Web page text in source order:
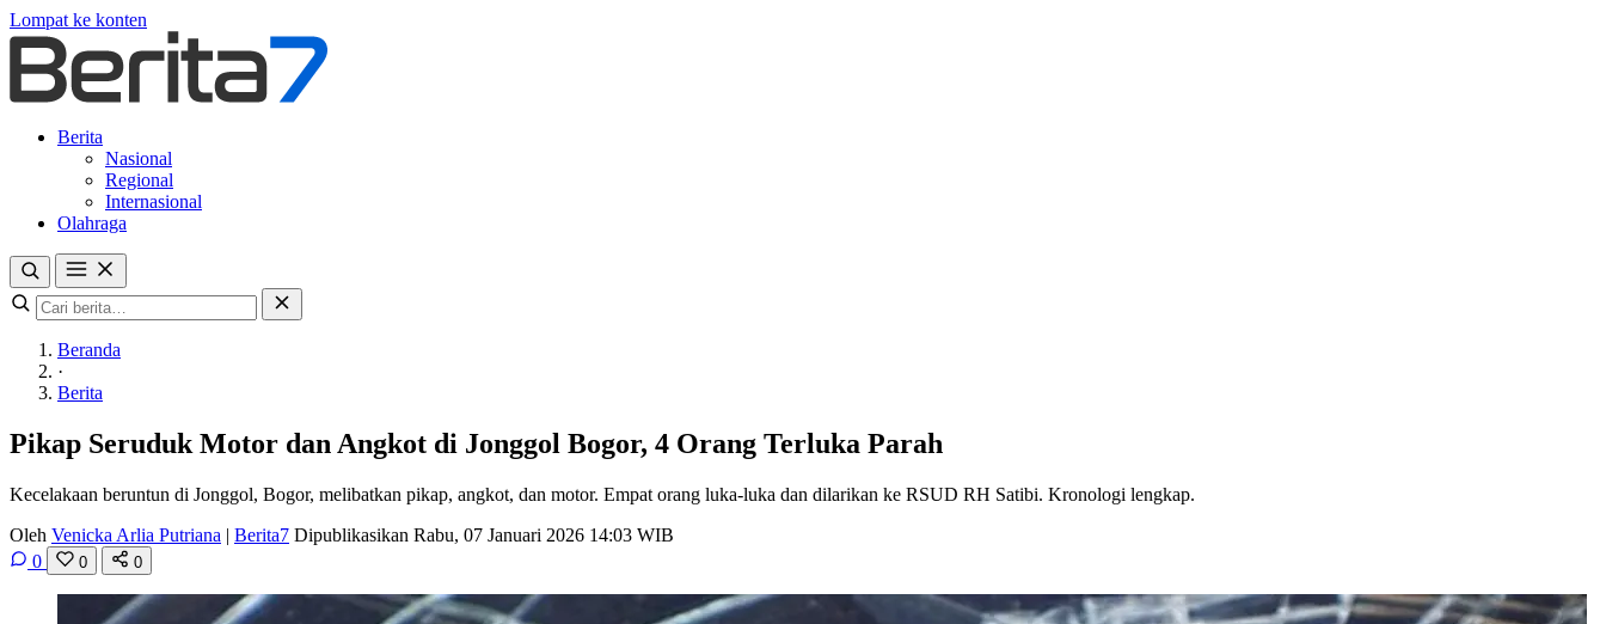
Lompat ke konten
Berita
Nasional
Regional
Internasional
Olahraga
Beranda
·
Berita
Pikap Seruduk Motor dan Angkot di Jonggol Bogor, 4 Orang Terluka Parah
Kecelakaan beruntun di Jonggol, Bogor, melibatkan pikap, angkot, dan motor. Empat orang luka-luka dan dilarikan ke RSUD RH Satibi. Kronologi lengkap.
Oleh Venicka Arlia Putriana | Berita7 Dipublikasikan Rabu, 07 Januari 2026 14:03 WIB
0
0 0